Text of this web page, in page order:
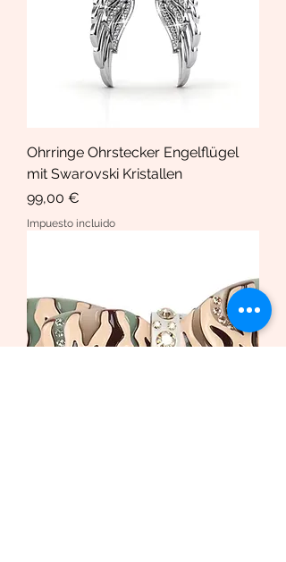
Ohrringe Ohrstecker Engelflügel
mit Swarovski Kristallen
Precio
99,00 €
Impuesto incluido